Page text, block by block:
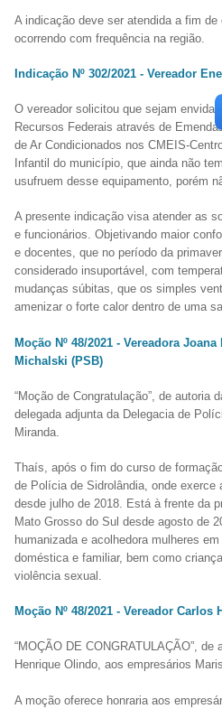
A indicação deve ser atendida a fim
ocorrendo com frequência na região.
Indicação Nº 302/2021 - Vereador
O vereador solicitou que sejam
Recursos Federais através de
de Ar Condicionados nos CMEIS-
Infantil do município, que ainda não
usufruem desse equipamento, porém
A presente indicação visa atender as
e funcionários. Objetivando maior
e docentes, que no período da
considerado insuportável, com
mudanças súbitas, que os simples
amenizar o forte calor dentro de uma
Moção Nº 48/2021 - Vereadora
Michalski (PSB)
“Moção de Congratulação”, de autoria
delegada adjunta da Delegacia de
Miranda.
Thaís, após o fim do curso de
de Polícia de Sidrolândia, onde exerce
desde julho de 2018. Está à frente da
Mato Grosso do Sul desde agosto de
humanizada e acolhedora mulheres
doméstica e familiar, bem como
violência sexual.
Moção Nº 48/2021 - Vereador
“MOÇÃO DE CONGRATULAÇÃO”, de
Henrique Olindo, aos empresários
A moção oferece honraria aos